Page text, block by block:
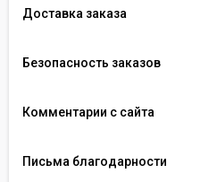
Доставка заказа
Безопасность заказов
Комментарии с сайта
Письма благодарности